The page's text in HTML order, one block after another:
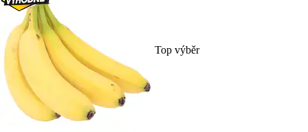
Top výběr